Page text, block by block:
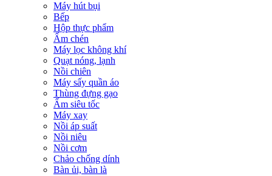
Máy hút bụi
Bếp
Hộp thực phẩm
Ấm chén
Máy lọc không khí
Quạt nóng, lạnh
Nồi chiên
Máy sấy quần áo
Thùng đựng gạo
Ấm siêu tốc
Máy xay
Nồi áp suất
Nồi niêu
Nồi cơm
Chảo chống dính
Bàn ủi, bàn là